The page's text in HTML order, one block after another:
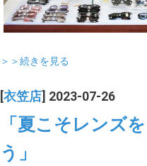
＞＞続きを見る
衣笠店 ] 2023-07-26
「夏こそレンズ
う」